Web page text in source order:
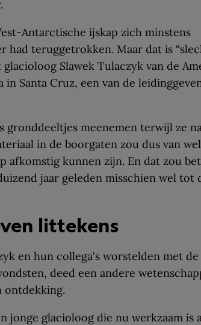
Antarctische ijskap zich minstens
had teruggetrokken. Maar dat is
Slawek Tulaczyk van de
Santa Cruz, een van de
gronddeeltjes meenemen terwijl ze
in de boorgaten zou dus van
afkomstig kunnen zijn. En dat zou
jaar geleden misschien wel tot
littekens
en hun collega's worstelden met de
deed een andere
ontdekking.
jonge glacioloog die nu werkzaam is